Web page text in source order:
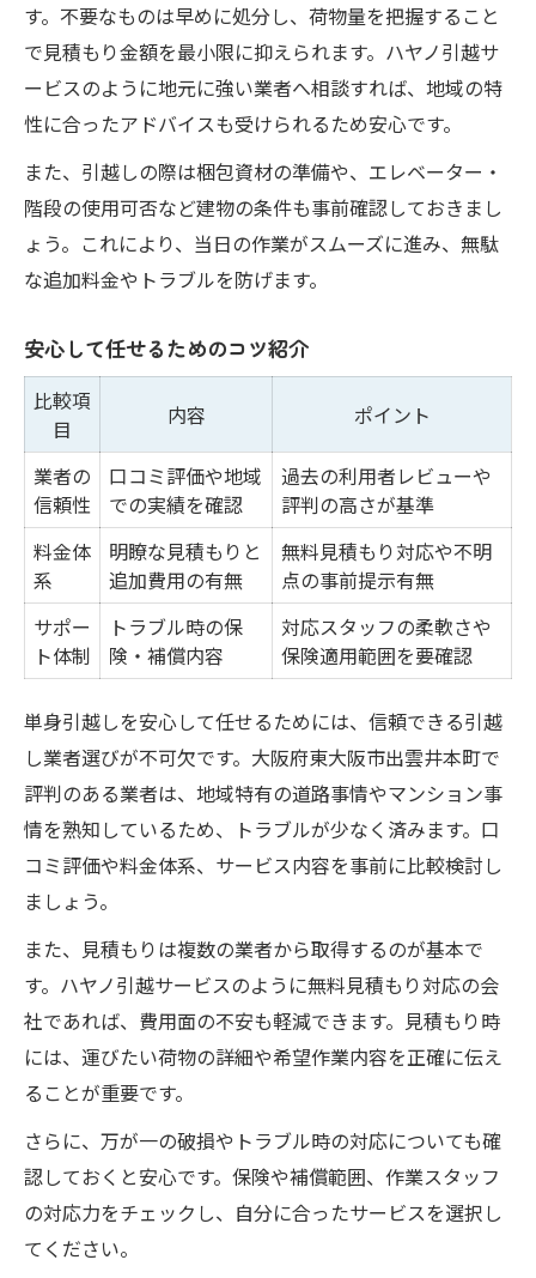
す。不要なものは早めに処分し、荷物量を把握すること
で見積もり金額を最小限に抑えられます。ハヤノ引越サ
ービスのように地元に強い業者へ相談すれば、地域の特
性に合ったアドバイスも受けられるため安心です。
また、引越しの際は梱包資材の準備や、エレベーター・
階段の使用可否など建物の条件も事前確認しておきまし
ょう。これにより、当日の作業がスムーズに進み、無駄
な追加料金やトラブルを防げます。
安心して任せるためのコツ紹介
比較項
目
内容 ポイント
業者の
信頼性
口コミ評価や地域
での実績を確認
過去の利用者レビューや
評判の高さが基準
料金体
系
明瞭な見積もりと
追加費用の有無
無料見積もり対応や不明
点の事前提示有無
サポー
ト体制
トラブル時の保
険・補償内容
対応スタッフの柔軟さや
保険適用範囲を要確認
単身引越しを安心して任せるためには、信頼できる引越
し業者選びが不可欠です。大阪府東大阪市出雲井本町で
評判のある業者は、地域特有の道路事情やマンション事
情を熟知しているため、トラブルが少なく済みます。口
コミ評価や料金体系、サービス内容を事前に比較検討し
ましょう。
また、見積もりは複数の業者から取得するのが基本で
す。ハヤノ引越サービスのように無料見積もり対応の会
社であれば、費用面の不安も軽減できます。見積もり時
には、運びたい荷物の詳細や希望作業内容を正確に伝え
ることが重要です。
さらに、万が一の破損やトラブル時の対応についても確
認しておくと安心です。保険や補償範囲、作業スタッフ
の対応力をチェックし、自分に合ったサービスを選択し
てください。